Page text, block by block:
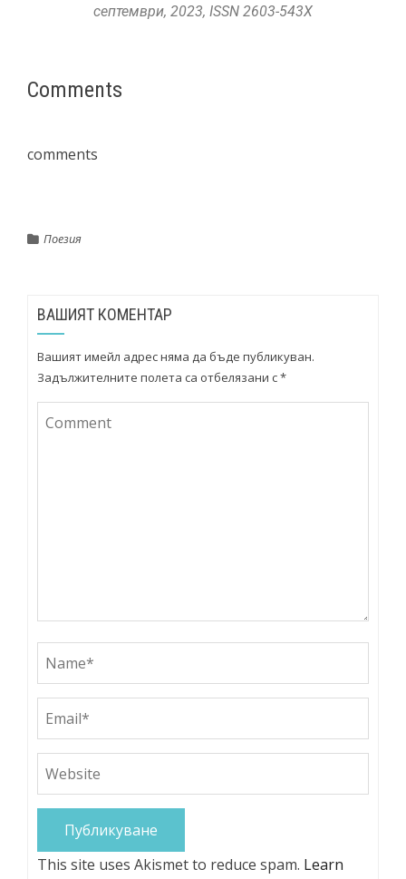
септември, 2023, ISSN 2603-543X
Comments
comments
Поезия
ВАШИЯТ КОМЕНТАР
Вашият имейл адрес няма да бъде публикуван.
Задължителните полета са отбелязани с*
This site uses Akismet to reduce spam. Learn